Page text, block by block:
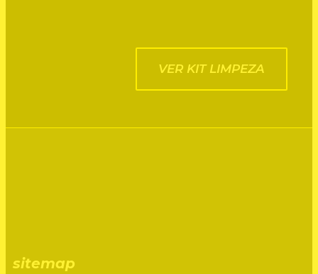
VER KIT LIMPEZA
sitemap